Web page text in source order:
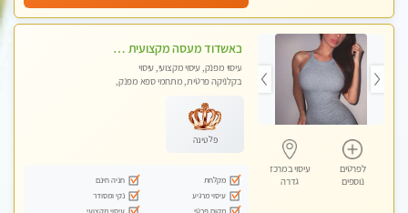
לפרטים
נוספים
עיסוי במרכז
גדרה
באשדוד מעסה מקצועית חדשה ישראלית צעירה ואיכותית לעיסוי מרגיע ומפנק VIP-מומלץ לחלוטין! פרטי! ​​​​​​ Highly recommended
עיסוי מפנק, עיסוי מקצועי, עיסוי
בקלניקה פרטית, מתחמי ספא מפנק,
פלטינה
מקלחת
חניה חינם
עיסוי מרגיע
נקי ומסודר
מקום פרטי
עיסוי מקצועי